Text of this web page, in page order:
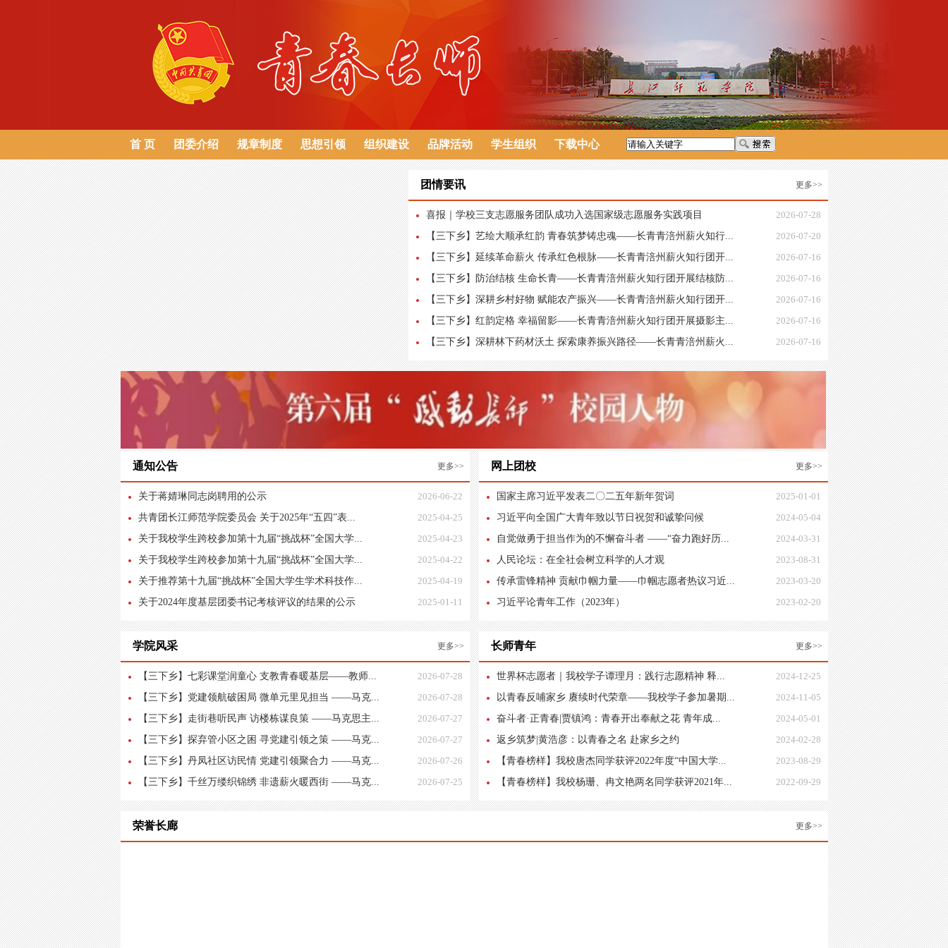
首 页 团委介绍 规章制度 思想引领 组织建设 品牌活动 学生组织 下载中心
团情要讯 更多>>
喜报｜学校三支志愿服务团队成功入选国家级志愿服务实践项目
2026-07-28
【三下乡】艺绘大顺承红韵 青春筑梦铸忠魂——长青青涪州薪火知行...
2026-07-20
【三下乡】延续革命薪火 传承红色根脉——长青青涪州薪火知行团开...
2026-07-16
【三下乡】防治结核 生命长青——长青青涪州薪火知行团开展结核防...
2026-07-16
【三下乡】深耕乡村好物 赋能农产振兴——长青青涪州薪火知行团开...
2026-07-16
【三下乡】红韵定格 幸福留影——长青青涪州薪火知行团开展摄影主...
2026-07-16
【三下乡】深耕林下药材沃土 探索康养振兴路径——长青青涪州薪火...
2026-07-16
通知公告 更多>>
关于蒋婧琳同志岗聘用的公示
2026-06-22
共青团长江师范学院委员会 关于2025年“五四”表...
2025-04-25
关于我校学生跨校参加第十九届“挑战杯”全国大学...
2025-04-23
关于我校学生跨校参加第十九届“挑战杯”全国大学...
2025-04-22
关于推荐第十九届“挑战杯”全国大学生学术科技作...
2025-04-19
关于2024年度基层团委书记考核评议的结果的公示
2025-01-11
网上团校 更多>>
国家主席习近平发表二〇二五年新年贺词
2025-01-01
习近平向全国广大青年致以节日祝贺和诚挚问候
2024-05-04
自觉做勇于担当作为的不懈奋斗者 ——“奋力跑好历...
2024-03-31
人民论坛：在全社会树立科学的人才观
2023-08-31
传承雷锋精神 贡献巾帼力量——巾帼志愿者热议习近...
2023-03-20
习近平论青年工作（2023年）
2023-02-20
学院风采 更多>>
【三下乡】七彩课堂润童心 支教青春暖基层——教师...
2026-07-28
【三下乡】党建领航破困局 微单元里见担当 ——马克...
2026-07-28
【三下乡】走街巷听民声 访楼栋谋良策 ——马克思主...
2026-07-27
【三下乡】探弃管小区之困 寻党建引领之策 ——马克...
2026-07-27
【三下乡】丹凤社区访民情 党建引领聚合力 ——马克...
2026-07-26
【三下乡】千丝万缕织锦绣 非遗薪火暖西街 ——马克...
2026-07-25
长师青年 更多>>
世界杯志愿者｜我校学子谭理月：践行志愿精神 释...
2024-12-25
以青春反哺家乡 赓续时代荣章——我校学子参加暑期...
2024-11-05
奋斗者·正青春|贾镇鸿：青春开出奉献之花 青年成...
2024-05-01
返乡筑梦|黄浩彦：以青春之名 赴家乡之约
2024-02-28
【青春榜样】我校唐杰同学获评2022年度“中国大学...
2023-08-29
【青春榜样】我校杨珊、冉文艳两名同学获评2021年...
2022-09-29
荣誉长廊 更多>>